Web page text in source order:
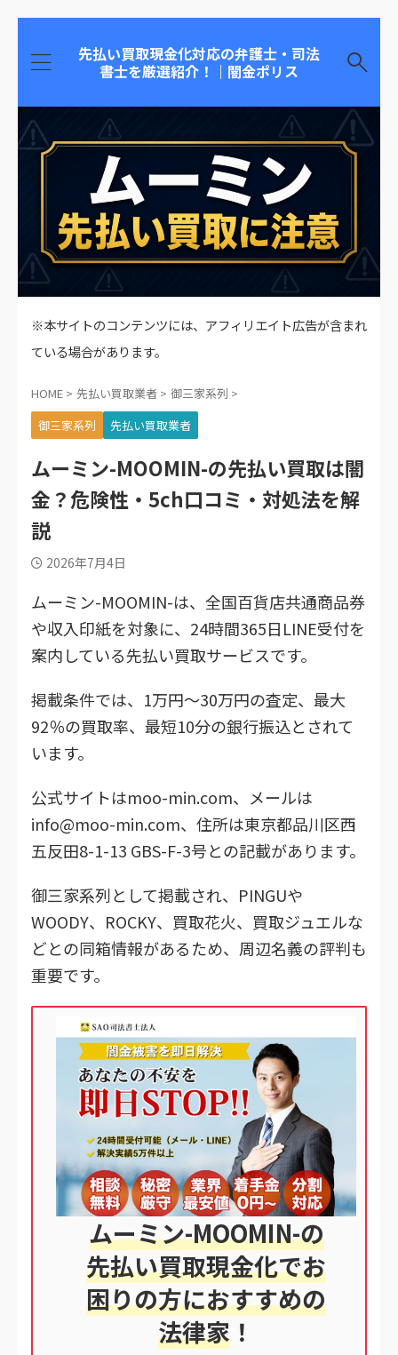
先払い買取現金化対応の弁護士・司法
書士を厳選紹介！｜闇金ポリス
※本サイトのコンテンツには、アフィリエイト広告が含まれ
ている場合があります。
HOME > 先払い買取業者 > 御三家系列 >
御三家系列
先払い買取業者
ムーミン-MOOMIN-の先払い買取は闇
金？危険性・5ch口コミ・対処法を解
説
2026年7月4日
ムーミン-MOOMIN-は、全国百貨店共通商品券
や収入印紙を対象に、24時間365日LINE受付を
案内している先払い買取サービスです。
掲載条件では、1万円～30万円の査定、最大
92％の買取率、最短10分の銀行振込とされて
います。
公式サイトはmoo-min.com、メールは
info@moo-min.com、住所は東京都品川区西
五反田8-1-13 GBS-F-3号との記載があります。
御三家系列として掲載され、PINGUや
WOODY、ROCKY、買取花火、買取ジュエルな
どとの同箱情報があるため、周辺名義の評判も
重要です。
ムーミン-MOOMIN-の
先払い買取現金化でお
困りの方におすすめの
法律家 ！